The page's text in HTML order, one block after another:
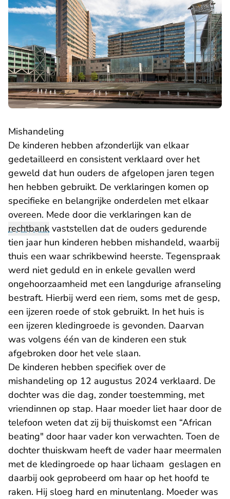
Mishandeling
De kinderen hebben afzonderlijk van elkaar
gedetailleerd en consistent verklaard over het
geweld dat hun ouders de afgelopen jaren tegen
hen hebben gebruikt. De verklaringen komen op
specifieke en belangrijke onderdelen met elkaar
overeen. Mede door die verklaringen kan de
rechtbank vaststellen dat de ouders gedurende
tien jaar hun kinderen hebben mishandeld, waarbij
thuis een waar schrikbewind heerste. Tegenspraak
werd niet geduld en in enkele gevallen werd
ongehoorzaamheid met een langdurige afranseling
bestraft. Hierbij werd een riem, soms met de gesp,
een ijzeren roede of stok gebruikt. In het huis is
een ijzeren kledingroede is gevonden. Daarvan
was volgens één van de kinderen een stuk
afgebroken door het vele slaan.
De kinderen hebben specifiek over de
mishandeling op 12 augustus 2024 verklaard. De
dochter was die dag, zonder toestemming, met
vriendinnen op stap. Haar moeder liet haar door de
telefoon weten dat zij bij thuiskomst een “African
beating" door haar vader kon verwachten. Toen de
dochter thuiskwam heeft de vader haar meermalen
met de kledingroede op haar lichaam geslagen en
daarbij ook geprobeerd om haar op het hoofd te
raken. Hij sloeg hard en minutenlang. Moeder was